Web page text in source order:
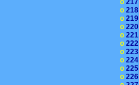
o
o
o
o
o
o
o
o
o
o